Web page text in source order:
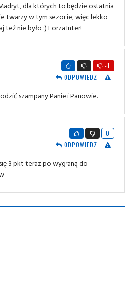
dla których to będzie ostatnia
twarzy w tym sezonie, więc lekko
też nie było :) Forza Inter!
-1
ODPOWIEDZ
szampany Panie i Panowie.
0
ODPOWIEDZ
3 pkt teraz po wygraną do